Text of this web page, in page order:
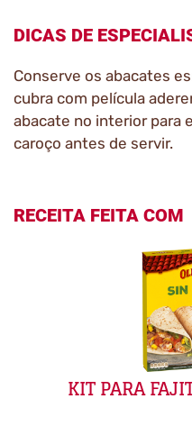
DICAS DE
Conserve os abacates
cubra com película
abacate no interior para
caroço antes de servir.
RECEITA FEITA COM
KIT PARA